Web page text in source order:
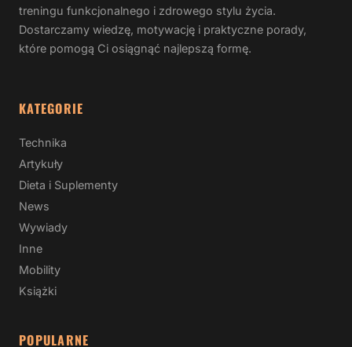
treningu funkcjonalnego i zdrowego stylu życia.
Dostarczamy wiedzę, motywację i praktyczne porady,
które pomogą Ci osiągnąć najlepszą formę.
KATEGORIE
Technika
Artykuły
Dieta i Suplementy
News
Wywiady
Inne
Mobility
Książki
POPULARNE